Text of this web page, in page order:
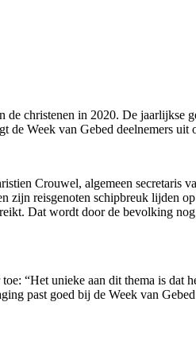
christenen in 2020. De
Week van Gebed deelnemers uit
Crouwel, algemeen secretaris
reisgenoten schipbreuk lijden
Dat wordt door de bevolking
“Het unieke aan dit thema is
past goed bij de Week van